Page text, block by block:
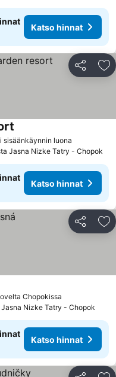
Katso hinnat
Jaa
sisäänkäynnin luona
Jasna Nizke Tatry - Chopok
Katso hinnat
Jaa
Chopokissa
Nizke Tatry - Chopok
Katso hinnat